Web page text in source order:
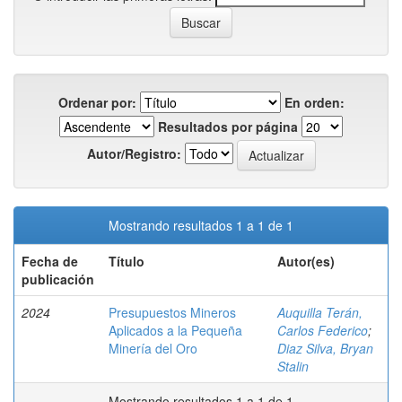
Ordenar por:
En orden:
Resultados por página
Autor/Registro:
Mostrando resultados 1 a 1 de 1
Fecha de
publicación
Título Autor(es)
2024
Presupuestos Mineros
Aplicados a la Pequeña
Minería del Oro
Auquilla Terán,
Carlos Federico;
Diaz Silva, Bryan
Stalin